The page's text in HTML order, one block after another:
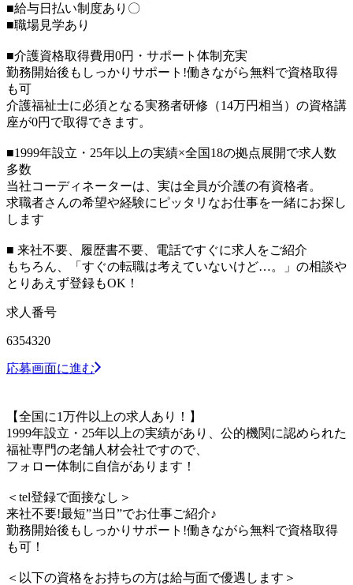
■給与日払い制度あり〇
■職場見学あり
■介護資格取得費用0円・サポート体制充実
勤務開始後もしっかりサポート!働きながら無料で資格取得
も可
介護福祉士に必須となる実務者研修（14万円相当）の資格講
座が0円で取得できます。
■1999年設立・25年以上の実績×全国18の拠点展開で求人数
多数
当社コーディネーターは、実は全員が介護の有資格者。
求職者さんの希望や経験にピッタリなお仕事を一緒にお探し
します
■ 来社不要、履歴書不要、電話ですぐに求人をご紹介
もちろん、「すぐの転職は考えていないけど…。」の相談や
とりあえず登録もOK！
求人番号
6354320
応募画面に進む
【全国に1万件以上の求人あり！】
1999年設立・25年以上の実績があり、公的機関に認められた
福祉専門の老舗人材会社ですので、
フォロー体制に自信があります！
＜tel登録で面接なし＞
来社不要!最短”当日”でお仕事ご紹介♪
勤務開始後もしっかりサポート!働きながら無料で資格取得
も可！
＜以下の資格をお持ちの方は給与面で優遇します＞